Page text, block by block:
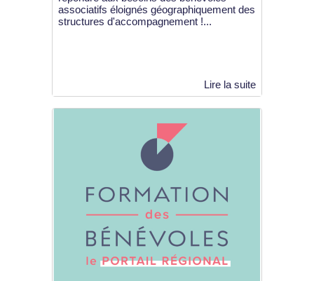
associatifs éloignés géographiquement des
structures d'accompagnement !...